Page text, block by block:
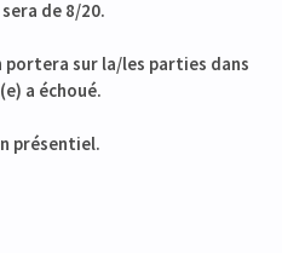
de 8/20.
portera sur la/les parties dans
a échoué.
présentiel.